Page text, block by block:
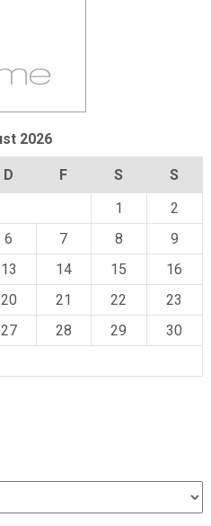
2026
D F S
S
1
2
6 7 8
9
13 14 15
16
20 21 22
23
27 28 29
30